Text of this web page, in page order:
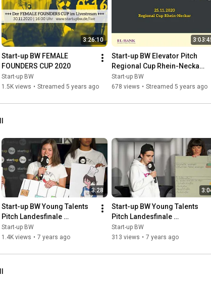
3:26:10
Start-up BW FEMALE
FOUNDERS CUP 2020
Start-up BW
1.5K views • Streamed 5 years ago
Start-up BW Elevator Pitch
Regional Cup Rhein-Neckar
"in Heidelberg"
Start-up BW
678 views • Streamed 5 years ago
3:28
Start-up BW Young Talents
Pitch Landesfinale
2018/2019 |  Taste - don't
waste
Start-up BW
1.4K views • 7 years ago
Start-up BW Young Talents
Pitch Landesfinale
2018/2019 | Rolli-Navi
Start-up BW
313 views • 7 years ago